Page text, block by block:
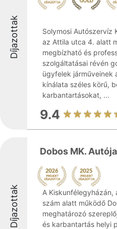
Díjazottak
Solymosi Autószervíz
az Attila utca 4. alatt
megbízható és
szolgáltatásai révén
ügyfelek járműveinek
kínálata széles körű,
karbantartásokat, ...
9.4
Díjazottak
Dobos MK.
A Kiskunfélegyházán,
szám alatt működő
meghatározó
és karbantartás helyi